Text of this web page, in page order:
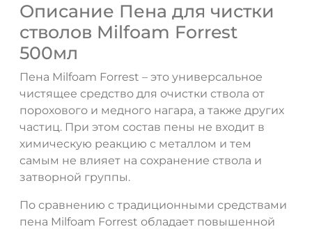
Описание Пена для чистки
стволов Milfoam Forrest
500мл
Пена Milfoam Forrest – это универсальное
чистящее средство для очистки ствола от
порохового и медного нагара, а также других
частиц. При этом состав пены не входит в
химическую реакцию с металлом и тем
самым не влияет на сохранение ствола и
затворной группы.
По сравнению с традиционными средствами
пена Milfoam Forrest обладает повышенной